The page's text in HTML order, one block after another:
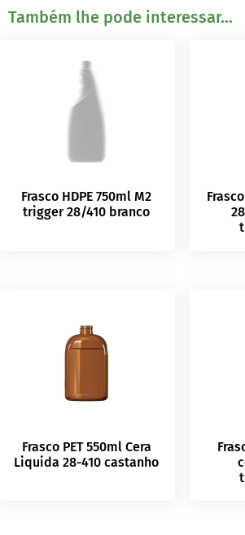
Também lhe pode interessar...
Frasco HDPE 750ml M2
trigger 28/410 branco
Frasco PET 550ml Cera
Liquida 28-410 castanho